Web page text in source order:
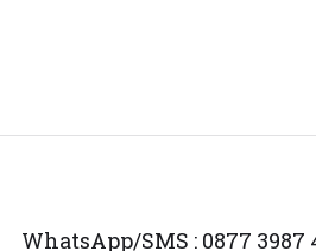
WhatsApp/SMS : 0877 3987